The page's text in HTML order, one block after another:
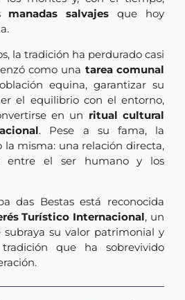
manadas salvajes que hoy
la tradición ha perdurado casi
como una tarea comunal
equina, garantizar su
el equilibrio con el entorno,
en un ritual cultural
. Pese a su fama, la
la misma: una relación directa,
entre el ser humano y los
das Bestas está reconocida
Turístico Internacional, un
su valor patrimonial y
que ha sobrevivido